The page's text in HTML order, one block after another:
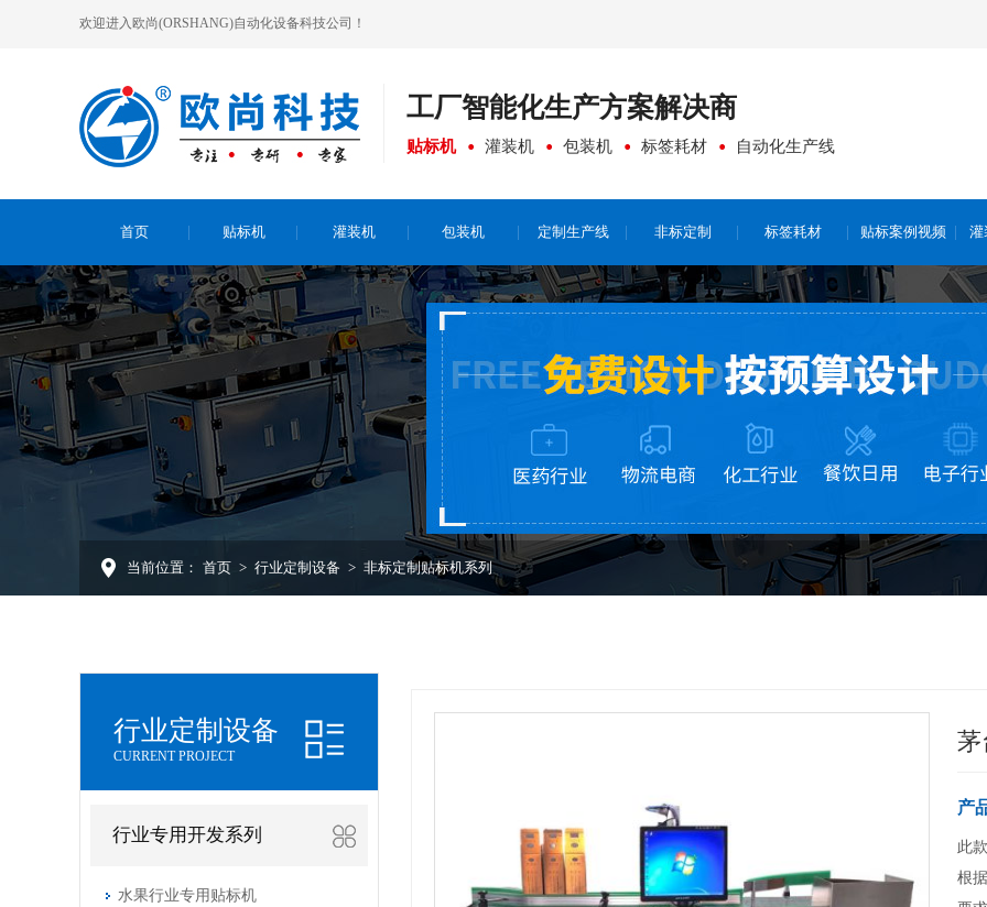
欢迎进入欧尚(ORSHANG)自动化设备科技公司！
工厂智能化生产方案解决商
贴标机 灌装机 包装机 标签耗材 自动化生产线
首页 贴标机 灌装机 包装机 定制生产线 非标定制 标签耗材 贴标案例视频 灌
当前位置： 首页 > 行业定制设备 > 非标定制贴标机系列
行业定制设备
CURRENT PROJECT
行业专用开发系列
水果行业专用贴标机
茅
产
此
根